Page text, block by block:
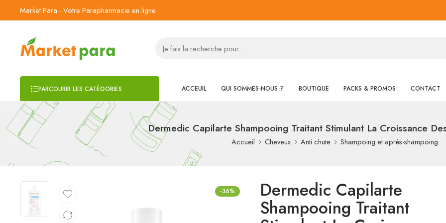
Market Para - Votre Parapharmacie en ligne
PARCOURIR LES CATÉGORIES ACCEUIL QUI SOMMES-NOUS ? BOUTIQUE PACKS & PROMOS CONTACT
Dermedic Capilarte Shampooing Traitant Stimulant La Croissance
Accueil Cheveux Anti chute Shampoing et après-shampoing
-36% Dermedic Capilarte
Shampooing Traitant